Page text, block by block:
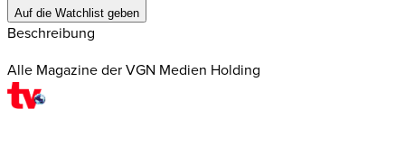
Auf die Watchlist geben
Beschreibung
Alle Magazine der VGN Medien Holding